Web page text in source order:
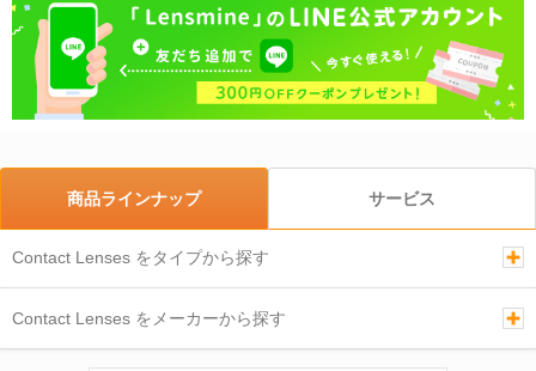
商品ラインナップ
Contact Lenses をタイプから探す
Contact Lenses をメーカーから探す
サービス